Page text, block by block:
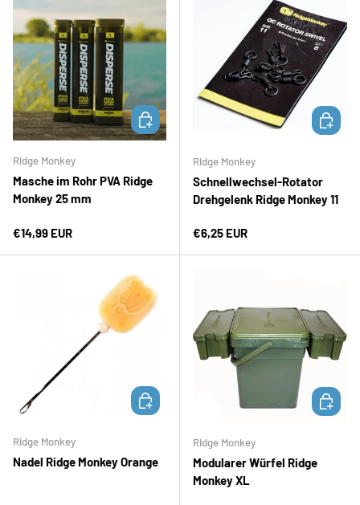
Ridge Monkey
Masche im Rohr PVA Ridge
Monkey 25 mm
Normaler Preis
€14,99 EUR
IN DEN WARENKORB
Ridge Monkey
Schnellwechsel-Rotator
Drehgelenk Ridge Monkey 11
Normaler Preis
€6,25 EUR
IN DEN
Ridge Monkey
Nadel Ridge Monkey Orange
IN DEN WARENKORB
Ridge Monkey
Modularer Würfel Ridge
Monkey XL
IN DEN